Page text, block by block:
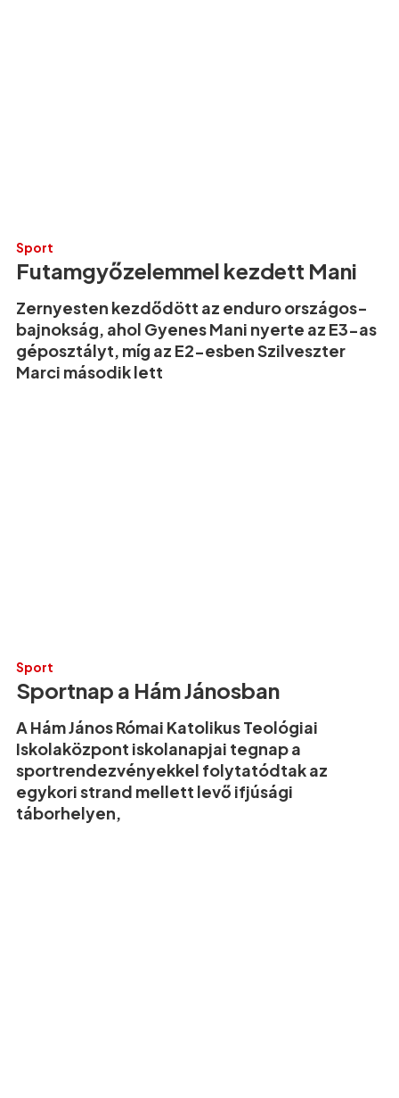
Sport
Futamgyőzelemmel kezdett Mani
Zernyesten kezdődött az enduro országos-
bajnokság, ahol Gyenes Mani nyerte az E3-as
géposztályt, míg az E2-esben Szilveszter
Marci második lett
Sport
Sportnap a Hám Jánosban
A Hám János Római Katolikus Teológiai
Iskolaközpont iskolanapjai tegnap a
sportrendezvényekkel folytatódtak az
egykori strand mellett levő ifjúsági
táborhelyen,